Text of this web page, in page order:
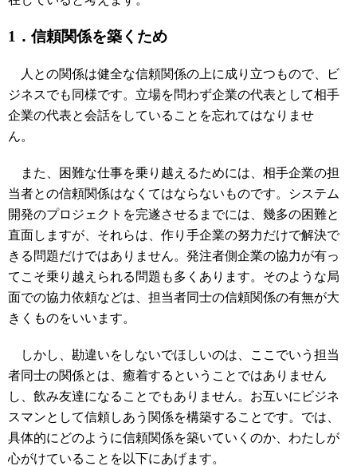
1．信頼関係を築くため
人との関係は健全な信頼関係の上に成り立つもので、ビ
ジネスでも同様です。立場を問わず企業の代表として相手
企業の代表と会話をしていることを忘れてはなりませ
ん。
また、困難な仕事を乗り越えるためには、相手企業の担
当者との信頼関係はなくてはならないものです。システム
開発のプロジェクトを完遂させるまでには、幾多の困難と
直面しますが、それらは、作り手企業の努力だけで解決で
きる問題だけではありません。発注者側企業の協力が有っ
てこそ乗り越えられる問題も多くあります。そのような局
面での協力依頼などは、担当者同士の信頼関係の有無が大
きくものをいいます。
しかし、勘違いをしないでほしいのは、ここでいう担当
者同士の関係とは、癒着するということではありません
し、飲み友達になることでもありません。お互いにビジネ
スマンとして信頼しあう関係を構築することです。では、
具体的にどのように信頼関係を築いていくのか、わたしが
心がけていることを以下にあげます。